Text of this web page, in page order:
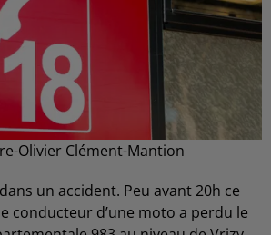
Olivier Clément-Mantion
un accident. Peu avant 20h ce
conducteur d’une moto a perdu le